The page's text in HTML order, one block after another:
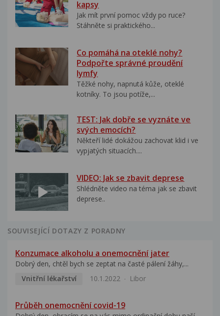
kapsy
Jak mít první pomoc vždy po ruce?
Stáhněte si praktického...
Co pomáhá na oteklé nohy?
Podpořte správné proudění
lymfy
Těžké nohy, napnutá kůže, oteklé
kotníky. To jsou potíže,...
TEST: Jak dobře se vyznáte ve
svých emocích?
Někteří lidé dokážou zachovat klid i ve
vypjatých situacích....
VIDEO: Jak se zbavit deprese
Shlédněte video na téma jak se zbavit
deprese..
SOUVISEJÍCÍ DOTAZY Z PORADNY
Konzumace alkoholu a onemocnění jater
Dobrý den, chtěl bych se zeptat na časté pálení žáhy,...
Vnitřní lékařství
10.1.2022 Libor
Průběh onemocnění covid-19